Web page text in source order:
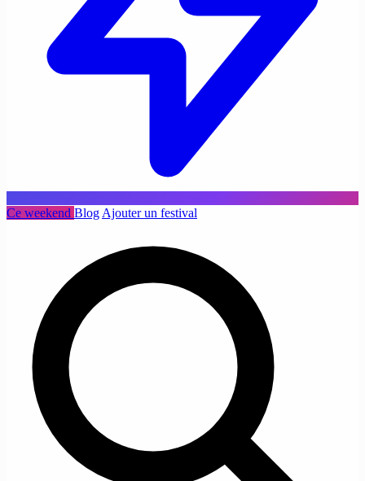
Ce weekend Blog Ajouter un festival